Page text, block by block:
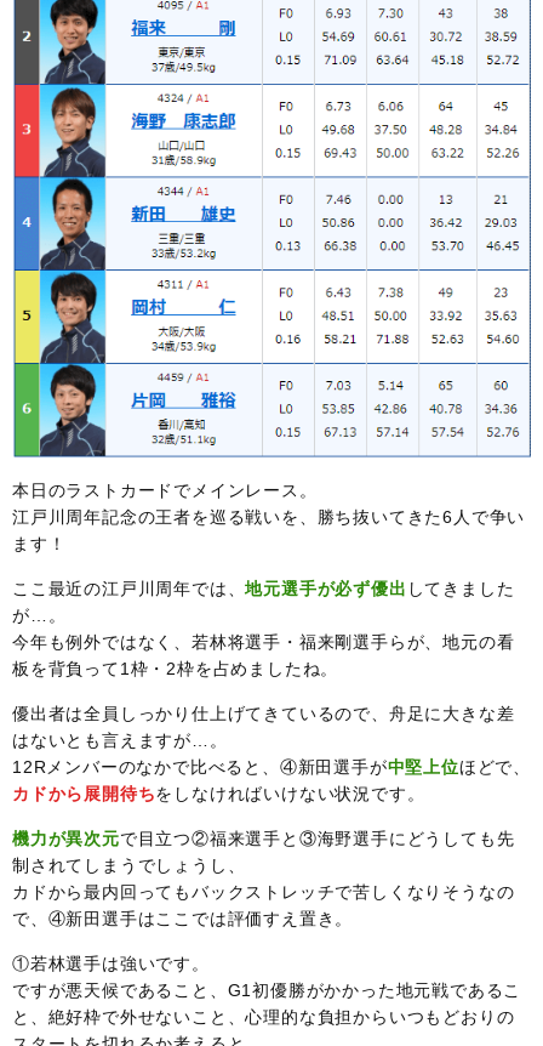
本日のラストカードでメインレース。
江戸川周年記念の王者を巡る戦いを、勝ち抜いてきた6人で争い
ます！
ここ最近の江戸川周年では、地元選手が必ず優出 してきました
が…。
今年も例外ではなく、若林将選手・福来剛選手らが、地元の看
板を背負って1枠・2枠を占めましたね。
優出者は全員しっかり仕上げてきているので、舟足に大きな差
はないとも言えますが…。
12Rメンバーのなかで比べると、④新田選手が中堅上位ほどで、
カドから展開待ちをしなければいけない状況です。
機力が異次元で目立つ②福来選手と③海野選手にどうしても先
制されてしまうでしょうし、
カドから最内回ってもバックストレッチで苦しくなりそうなの
で、④新田選手はここでは評価すえ置き。
①若林選手は強いです。
ですが悪天候であること、G1初優勝がかかった地元戦であるこ
と、絶好枠で外せないこと、心理的な負担からいつもどおりの